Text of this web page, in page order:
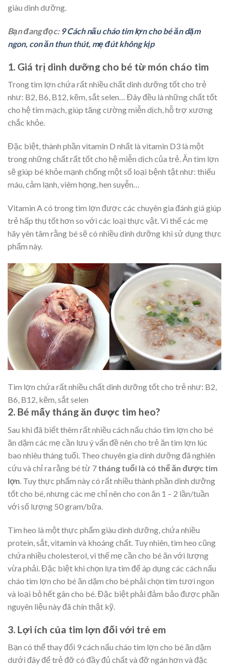
giàu dinh dưỡng.
Bạn đang đọc: 9 Cách nấu cháo tim lợn cho bé ăn dặm
ngon, con ăn thun thút, mẹ đút không kịp
1. Giá trị dinh dưỡng cho bé từ món cháo tim
Trong tim lợn chứa rất nhiều chất dinh dưỡng tốt cho trẻ
như: B2, B6, B12, kẽm, sắt selen… Đây đều là những chất tốt
cho hệ tim mạch, giúp tăng cường miễn dịch, hỗ trợ xương
chắc khỏe.
Đặc biệt, thành phần vitamin D nhất là vitamin D3 là một
trong những chất rất tốt cho hệ miễn dịch của trẻ. Ăn tim lợn
sẽ giúp bé khỏe mạnh chống một số loại bệnh tật như: thiếu
máu, cảm lạnh, viêm họng, hen suyễn…
Vitamin A có trong tim lợn được các chuyên gia đánh giá giúp
trẻ hấp thụ tốt hơn so với các loại thực vật. Vì thế các mẹ
hãy yên tâm rằng bé sẽ có nhiều dinh dưỡng khi sử dụng thực
phẩm này.
Tim lợn chứa rất nhiều chất dinh dưỡng tốt cho trẻ như: B2,
B6, B12, kẽm, sắt selen
2. Bé mấy tháng ăn được tim heo?
Sau khi đã biết thêm rất nhiều cách nấu cháo tim lợn cho bé
ăn dặm các mẹ cần lưu ý vấn đề nên cho trẻ ăn tim lợn lúc
bao nhiêu tháng tuổi. Theo chuyên gia dinh dưỡng đã nghiên
cứu và chỉ ra rằng bé từ 7 tháng tuổi là có thể ăn được tim
lợn. Tuy thực phẩm này có rất nhiều thành phần dinh dưỡng
tốt cho bé, nhưng các mẹ chỉ nên cho con ăn 1 – 2 lần/tuần
với số lượng 50 gram/bữa.
Tim heo là một thực phẩm giàu dinh dưỡng, chứa nhiều
protein, sắt, vitamin và khoáng chất. Tuy nhiên, tim heo cũng
chứa nhiều cholesterol, vì thế mẹ cần cho bé ăn với lượng
vừa phải. Đặc biệt khi chọn lựa tim để áp dụng các cách nấu
cháo tim lợn cho bé ăn dặm cho bé phải chọn tim tươi ngon
và loại bỏ hết gân cho bé. Đặc biệt phải đảm bảo được phần
nguyên liệu này đã chín thật kỹ.
3. Lợi ích của tim lợn đối với trẻ em
Bạn có thể thay đổi 9cách nấu cháo tim lợn cho bé ăn dặm
dưới đây để trẻ đỡ có đầy đủ chất và đỡ ngán hơn và đặc